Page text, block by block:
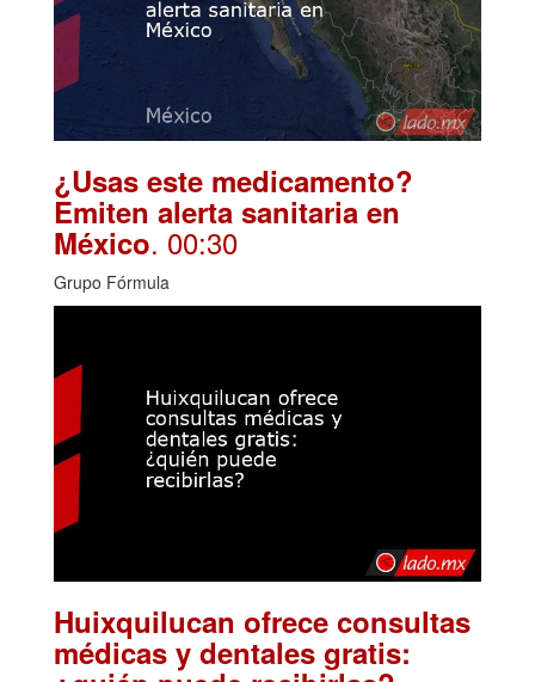
¿Usas este medicamento?
Emiten alerta sanitaria en
México. 00:30
Grupo Fórmula
Huixquilucan ofrece consultas
médicas y dentales gratis: